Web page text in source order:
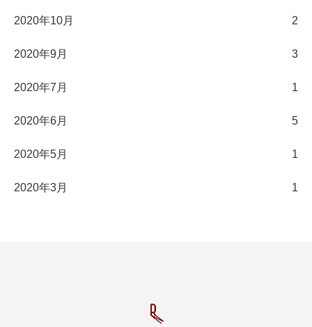
2020年10月 2
2020年9月 3
2020年7月 1
2020年6月 5
2020年5月 1
2020年3月 1